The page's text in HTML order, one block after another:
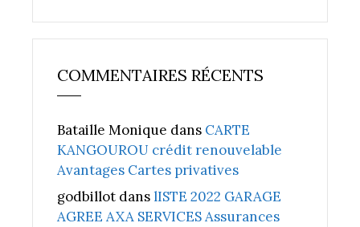
COMMENTAIRES RÉCENTS
Bataille Monique dans CARTE
KANGOUROU crédit renouvelable
Avantages Cartes privatives
godbillot danslISTE 2022 GARAGE
AGREE AXA SERVICES Assurances